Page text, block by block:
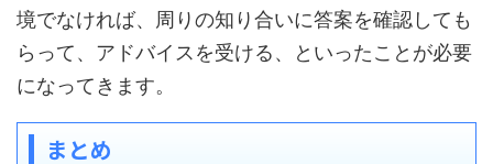
境でなければ、周りの知り合いに答案を確認しても
らって、アドバイスを受ける、といったことが必要
になってきます。
まとめ